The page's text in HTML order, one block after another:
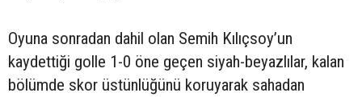
Oyuna sonradan dahil olan Semih Kılıçsoy’un
kaydettiği golle 1-0 öne geçen siyah-beyazlılar, kalan
bölümde skor üstünlüğünü koruyarak sahadan